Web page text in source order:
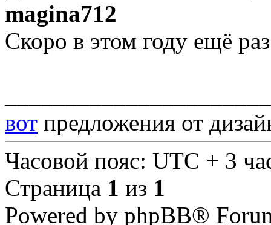
magina712
Скоро в этом году ещё
вот предложения от
Часовой пояс: UTC + 3
Страница 1 из 1
Powered by phpBB®